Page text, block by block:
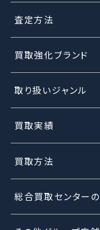
査定方法
買取強化ブランド
取り扱いジャンル
買取実績
買取方法
総合買取センター